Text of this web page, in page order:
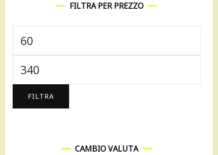
FILTRA PER PREZZO
Prezzo
Prezzo
FILTRA
CAMBIO VALUTA